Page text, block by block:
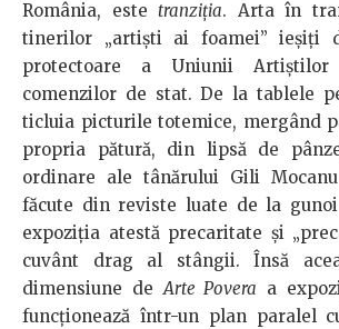
România, estetranziţia. Arta în
tinerilor „artişti ai foamei” ieşiţi
protectoare a Uniunii
comenzilor de stat. De la tablele
ticluia picturile totemice, mergând
propria pătură, din lipsă de
ordinare ale tânărului Gili
făcute din reviste luate de la gunoi
expoziţia atestă precaritate şi
cuvânt drag al stângii. Însă
dimensiune deArte Povera a
funcţionează într-un plan paralel